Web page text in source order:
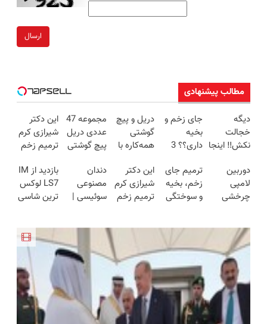
ارسال
مطالب پیشنهادی
دیگه
خجالت
نکش‼️ اینجا
بکار
(تضمینی)
جای زخم و
بخیه
داری؟؟ 3
محوش کن!
دریل و پیچ
گوشتی
همه‌کاره با
هوشمند ⚙️
(نصف
قیمت بازار
مجموعه 47
عددی دریل
پیچ گوشتی
(تخفیف به
مدت
محدود)
این دکتر
شیرازی کرم
ترمیم زخم
ساخت!!!
دوربین
لامپی
چرخشی
حراج شد🔥
پرداخت
درب منزل
ترمیم جای
زخم، بخیه
و سوختگی
این دکتر
شیرازی کرم
ترمیم زخم
دندان
مصنوعی
سوئیسی |
طبیعی!
ویزیت
رایگان+پرداخت
اقساطی😍
بازدید از IM
LS7 لوکس
ترین شاسی
باشگاه
انقلاب